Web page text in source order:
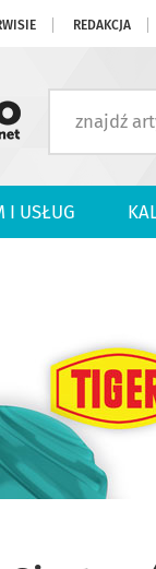
REDAKCJA
I USŁUG